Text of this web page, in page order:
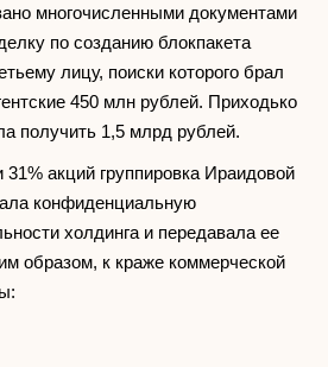
многочисленными документами
по созданию блокпакета
лицу, поиски которого брал
450 млн рублей. Приходько
получить 1,5 млрд рублей.
акций группировка Ираидовой
конфиденциальную
холдинга и передавала ее
образом, к краже коммерческой